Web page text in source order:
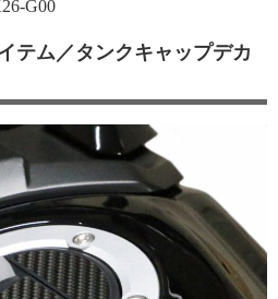
G00
テム／タンクキャップデカ